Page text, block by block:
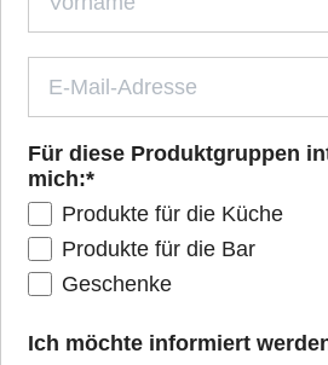
Für diese Produktgruppen
mich:*
Produkte für die Küche
Produkte für die Bar
Geschenke
Ich möchte informiert